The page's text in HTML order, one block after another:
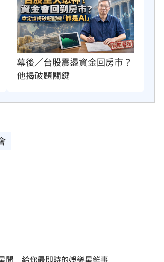
幕後／台股震盪資金回房市？
他揭破題關鍵
聞 給你最即時的娛樂星鮮事